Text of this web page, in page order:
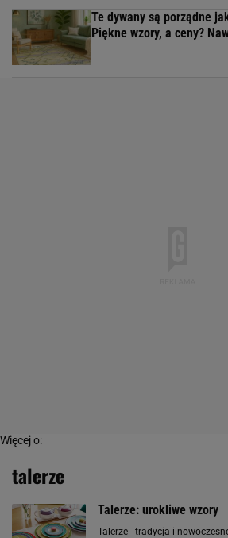
Te dywany są porządne
Piękne wzory, a ceny?
Więcej o:
talerze
Talerze: urokliwe wzory
Talerze - tradycja i